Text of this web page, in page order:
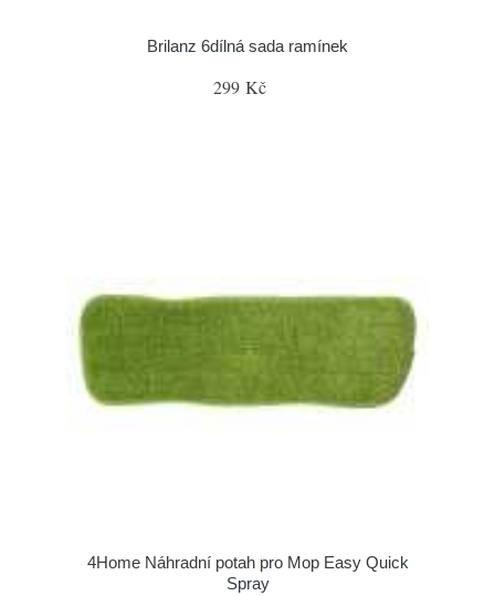
Brilanz 6dílná sada ramínek
299 Kč
4Home Náhradní potah pro Mop Easy Quick
Spray